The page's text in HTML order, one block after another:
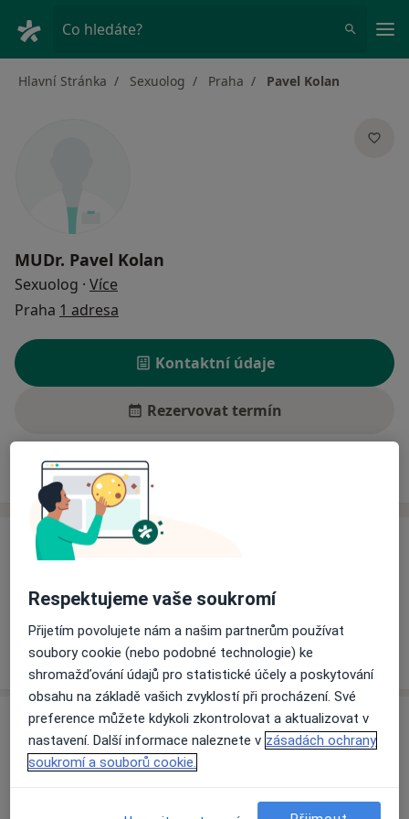
Co hledáte?
Hlavní Stránka Sexuolog Praha Pavel Kolan
MUDr. Pavel Kolan
Sexuolog · Více
Praha 1 adresa
Kontaktní údaje
Rezervovat termín
Ceník Adresy
Ceník
Tento specialista ještě nepřidával žádné informace o
svých službách.
Adresa
GONA s.r.o., soukromé sexuologické
Respektujeme vaše soukromí
Přijetím povolujete nám a našim partnerům používat
soubory cookie (nebo podobné technologie) ke
shromažďování údajů pro statistické účely a poskytování
obsahu na základě vašich zvyklostí při procházení. Své
preference můžete kdykoli zkontrolovat a aktualizovat v
nastavení. Další informace naleznete v zásadách ochrany
soukromí a souborů cookie.